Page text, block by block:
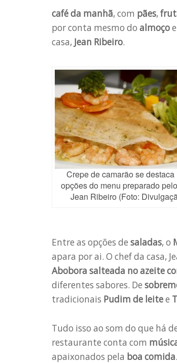
café da manhã, com pães,
por conta mesmo do almoço
casa, Jean Ribeiro.
Crepe de camarão se destaca
opções do menu preparado
Jean Ribeiro (Foto:
Entre as opções de saladas, o
apara por ai. O chef da casa,
Abobora salteada no azeite
diferentes sabores. De
tradicionais Pudim de leitee
Tudo isso ao som do que há
restaurante conta com
apaixonados pela boa comida.